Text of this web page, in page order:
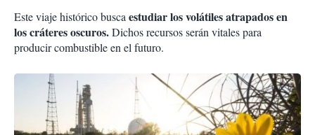
Este viaje histórico buscaestudiar los volátiles atrapados en
los cráteres oscuros.Dichos recursos serán vitales para
producir combustible en el futuro.